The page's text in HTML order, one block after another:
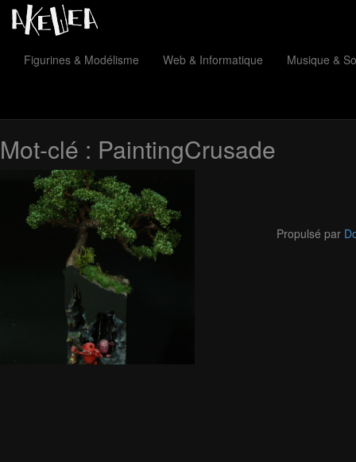
Figurines & Modélisme Web & Informatique Musique &
Mot-clé : PaintingCrusade
Propulsé par